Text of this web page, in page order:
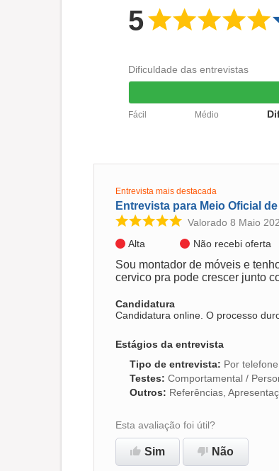
5
Dificuldade das entrevistas
Fácil Médio
Entrevista mais destacada
Entrevista para Meio Oficial
Valorado 8 Maio
Alta
Não recebi oferta
Sou montador de móveis e
cervico pra pode crescer junto
Candidatura
Candidatura online. O processo
Estágios da entrevista
Tipo de entrevista: Por telefone
Testes: Comportamental /
Outros: Referências,
Esta avaliação foi útil?
Sim Não